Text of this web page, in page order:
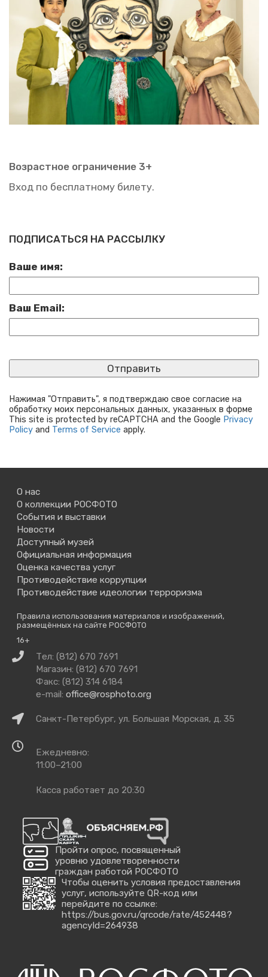
Воз­раст­ное огра­ни­че­ние 3+
Вход по бес­плат­но­му би­ле­ту.
ПОДПИСАТЬСЯ НА РАССЫЛКУ
Ваше имя:
Ваш Email:
Нажимая "Отправить", я подтверждаю свое согласие на
обработку моих персональных данных, указанных в форме
This site is protected by reCAPTCHA and the Google Privacy
Policy and Terms of Service apply.
О нас
О коллекции РОСФОТО
События и выставки
Новости
Доступный музей
Официальная информация
Оценка качества услуг
Противодействие коррупции
Противодействие идеологии терроризма
Правила использования материалов и изображений,
размещённых на сайте РОСФОТО
16+
Связаться
нами
Тел: (812) 670 7691
Магазин: (812) 670 7691
Факс: (812) 314 6184
e-mail: office@rosphoto.org
КакСанкт-Петербург, ул. Большая Морская, д. 35
работы
Ежедневно:
11:00–21:00
Касса работает до 20:30
Пройти опрос, посвященный
уровню удовлетворенности
граждан работой РОСФОТО
Чтобы оценить условия предоставления
услуг, используйте QR-код или
перейдите по ссылке:
https://bus.gov.ru/qrcode/rate/452448?
agencyId=264938